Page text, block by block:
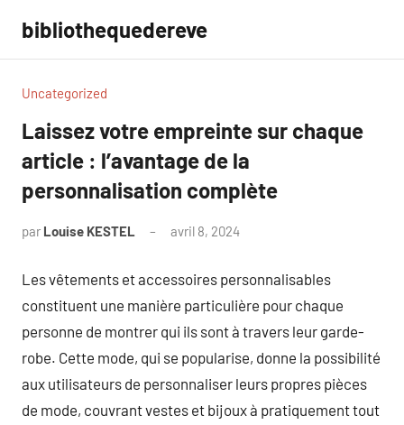
contenu
bibliothequedereve
Uncategorized
Laissez votre empreinte sur chaque
article : l’avantage de la
personnalisation complète
par Louise KESTEL avril 8, 2024
Les vêtements et accessoires personnalisables
constituent une manière particulière pour chaque
personne de montrer qui ils sont à travers leur garde-
robe. Cette mode, qui se popularise, donne la possibilité
aux utilisateurs de personnaliser leurs propres pièces
de mode, couvrant vestes et bijoux à pratiquement tout